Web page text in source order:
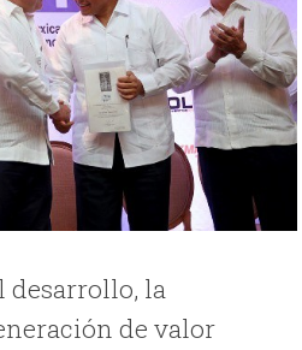
desarrollo, la
de valor